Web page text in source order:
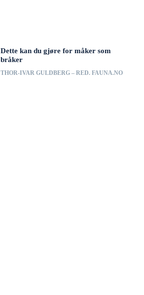
Dette kan du gjøre for måker som
bråker
THOR-IVAR GULDBERG – RED. FAUNA.NO